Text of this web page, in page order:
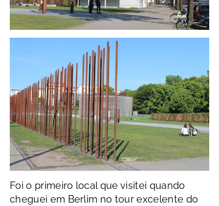
Foi o primeiro local que visitei quando
cheguei em Berlim no tour excelente do